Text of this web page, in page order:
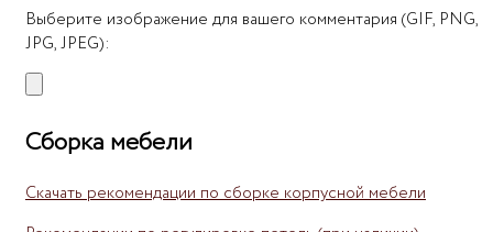
Выберите изображение для вашего комментария (GIF, PNG,
JPG, JPEG):
Сборка мебели
Скачать рекомендации по сборке корпусной мебели